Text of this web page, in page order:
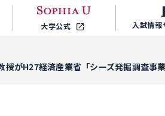
大学公式 入試情報
がH27経済産業省「シーズ発掘調査事